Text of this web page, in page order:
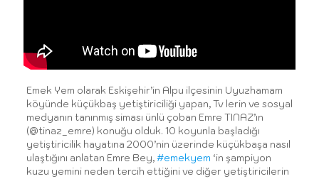
Emek Yem olarak Eskişehir’in Alpu ilçesinin Uyuzhamam
köyünde küçükbaş yetiştiriciliği yapan, Tv lerin ve sosyal
medyanın tanınmış siması ünlü çoban Emre TINAZ’ın
(@tinaz_emre) konuğu olduk. 10 koyunla başladığı
yetiştiricilik hayatına 2000’nin üzerinde küçükbaşa nasıl
ulaştığını anlatan Emre Bey,#emekyem ‘in şampiyon
kuzu yemini neden tercih ettiğini ve diğer yetiştiricilerin